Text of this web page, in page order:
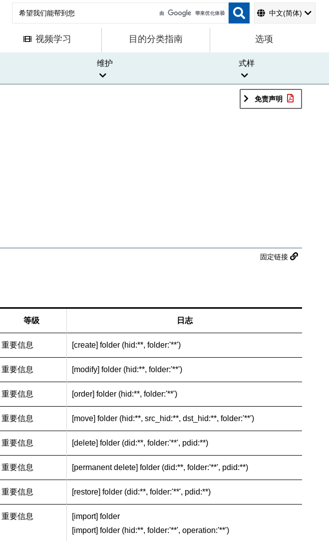
中文(简体)
视频学习 目的分类指南 选项
维护 式样
免责声明
固定链接
等级 日志
重要信息 [create] folder (hid:**, folder:'**')
重要信息 [modify] folder (hid:**, folder:'**')
重要信息 [order] folder (hid:**, folder:'**')
重要信息 [move] folder (hid:**, src_hid:**, dst_hid:**, folder:'**')
重要信息 [delete] folder (did:**, folder:'**', pdid:**)
重要信息 [permanent delete] folder (did:**, folder:'**', pdid:**)
重要信息 [restore] folder (did:**, folder:'**', pdid:**)
重要信息
[import] folder
[import] folder (hid:**, folder:'**', operation:'**')